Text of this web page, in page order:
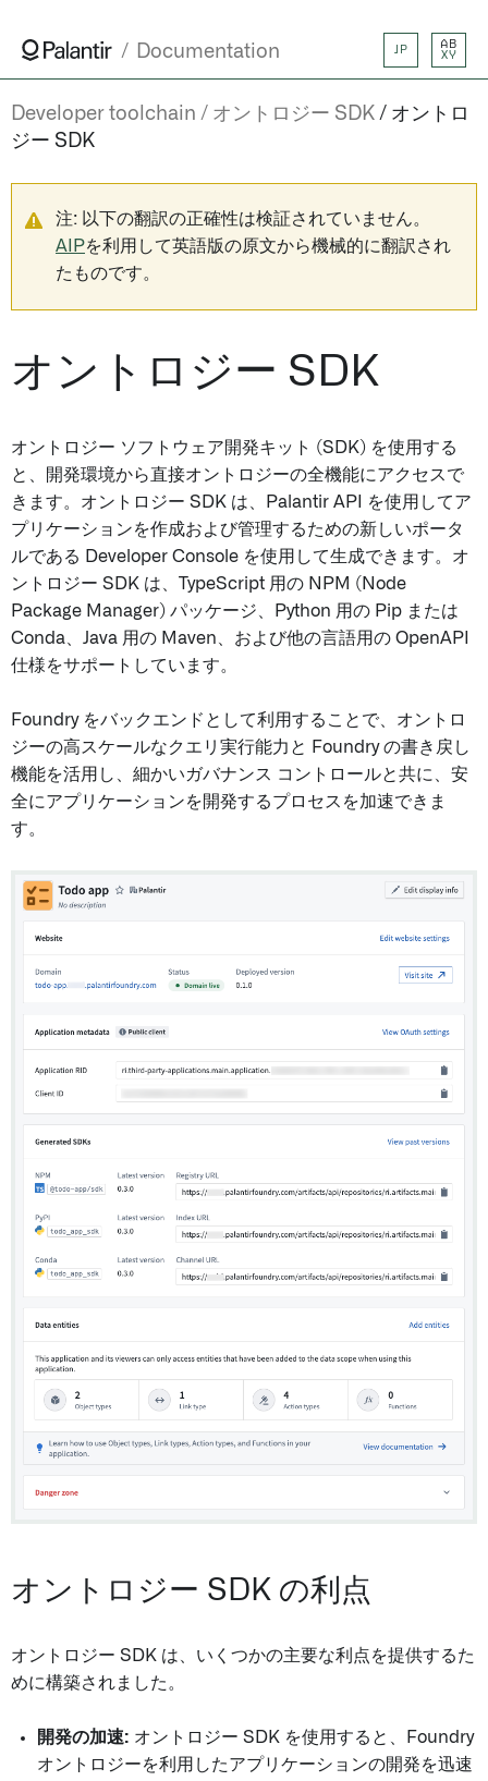
Documentation JP
AB
XY
Developer toolchain オントロジー SDK
オントロ
ジー SDK
注: 以下の翻訳の正確性は検証されていません。
AIPを利用して英語版の原文から機械的に翻訳され
たものです。
オントロジー SDK
オントロジー ソフトウェア開発キット (SDK) を使用する
と、開発環境から直接オントロジーの全機能にアクセスで
きます。オントロジー SDK は、Palantir API を使用してア
プリケーションを作成および管理するための新しいポータ
ルである Developer Console を使用して生成できます。オ
ントロジー SDK は、TypeScript 用の NPM (Node
Package Manager) パッケージ、Python 用の Pip または
Conda、Java 用の Maven、および他の言語用の OpenAPI
仕様をサポートしています。
Foundry をバックエンドとして利用することで、オントロ
ジーの高スケールなクエリ実行能力と Foundry の書き戻し
機能を活用し、細かいガバナンス コントロールと共に、安
全にアプリケーションを開発するプロセスを加速できま
す。
オントロジー SDK の利点
オントロジー SDK は、いくつかの主要な利点を提供するた
めに構築されました。
開発の加速: オントロジー SDK を使用すると、Foundry
オントロジーを利用したアプリケーションの開発を迅速